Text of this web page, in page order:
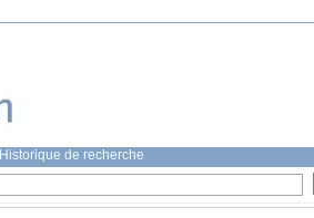
Historique de recherche